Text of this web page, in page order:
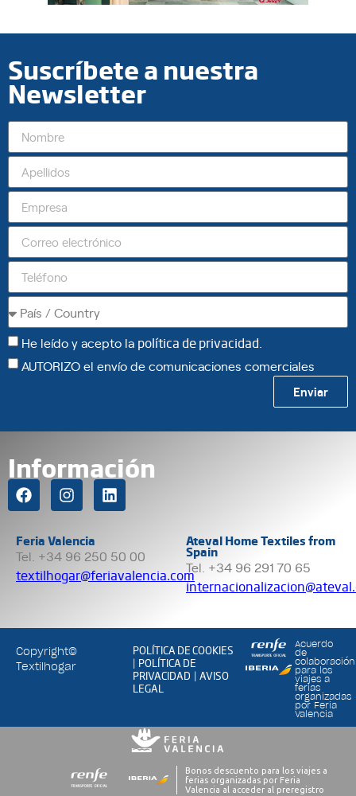
Suscríbete a nuestra
Newsletter
He leído y acepto la política de privacidad
AUTORIZO el envío de comunicaciones comerciales
Enviar
Información
Feria Valencia
Tel. +34 96 250 50 00
textilhogar@feriavalencia.com
Ateval Home Textiles from
Spain
Tel. +34 96 291 70 65
Copyright©
Textilhogar
POLÍTICA DE COOKIES
| POLÍTICA DE
PRIVACIDAD |AVISO
LEGAL
Acuerdo
de
colaboración
para los
viajes a
ferias
organizadas
por Feria
Valencia